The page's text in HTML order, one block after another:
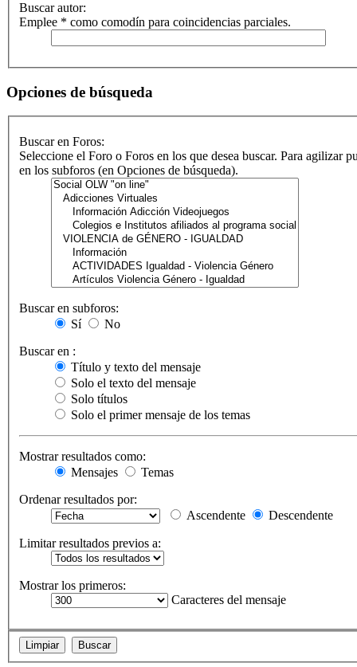
Buscar autor:
Emplee * como comodín para coincidencias parciales.
Opciones de búsqueda
Buscar en Foros:
Seleccione el Foro o Foros en los que desea buscar. Para agilizar
en los subforos (en Opciones de búsqueda).
Buscar en subforos:
Sí
No
Buscar en :
Título y texto del mensaje
Solo el texto del mensaje
Solo títulos
Solo el primer mensaje de los temas
Mostrar resultados como:
Mensajes
Temas
Ordenar resultados por:
Ascendente
Descendente
Limitar resultados previos a:
Mostrar los primeros:
Caracteres del mensaje